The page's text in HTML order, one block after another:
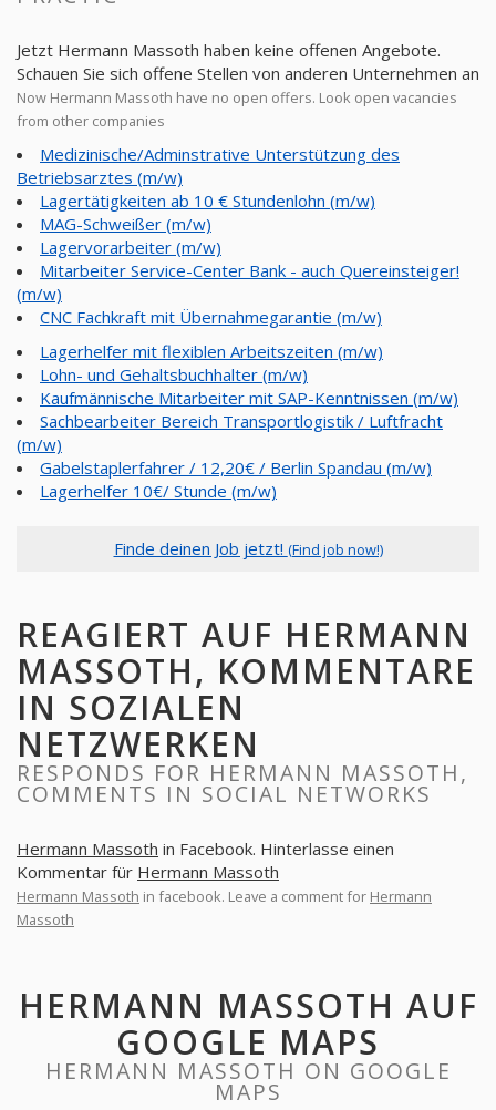
Jetzt Hermann Massoth haben keine offenen Angebote.
Schauen Sie sich offene Stellen von anderen Unternehmen an
Now Hermann Massoth have no open offers. Look open vacancies
from other companies
Medizinische/Adminstrative Unterstützung des
Betriebsarztes (m/w)
Lagertätigkeiten ab 10 € Stundenlohn (m/w)
MAG-Schweißer (m/w)
Lagervorarbeiter (m/w)
Mitarbeiter Service-Center Bank - auch Quereinsteiger!
(m/w)
CNC Fachkraft mit Übernahmegarantie (m/w)
Lagerhelfer mit flexiblen Arbeitszeiten (m/w)
Lohn- und Gehaltsbuchhalter (m/w)
Kaufmännische Mitarbeiter mit SAP-Kenntnissen (m/w)
Sachbearbeiter Bereich Transportlogistik / Luftfracht
(m/w)
Gabelstaplerfahrer / 12,20€ / Berlin Spandau (m/w)
Lagerhelfer 10€/ Stunde (m/w)
Finde deinen Job jetzt! (Find job now!)
REAGIERT AUF HERMANN
MASSOTH, KOMMENTARE
IN SOZIALEN
NETZWERKEN
RESPONDS FOR HERMANN MASSOTH,
COMMENTS IN SOCIAL NETWORKS
Hermann Massoth in Facebook. Hinterlasse einen
Kommentar für Hermann Massoth
Hermann Massoth in facebook. Leave a comment for Hermann
Massoth
HERMANN MASSOTH AUF
GOOGLE MAPS
HERMANN MASSOTH ON GOOGLE
MAPS